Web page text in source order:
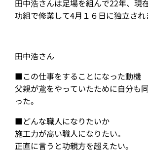
田中浩さんは足場を組んで22年、現
功組で修業して4月１６日に独立され
田中浩さん
■この仕事をすることになった動機
父親が鳶をやっていたために自分も
った。
■どんな職人になりたいか
施工力が高い職人になりたい。
正直に言うと功親方を超えたい。